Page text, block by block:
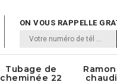
ON VOUS RAPPELLE
Tubage de
cheminée 22